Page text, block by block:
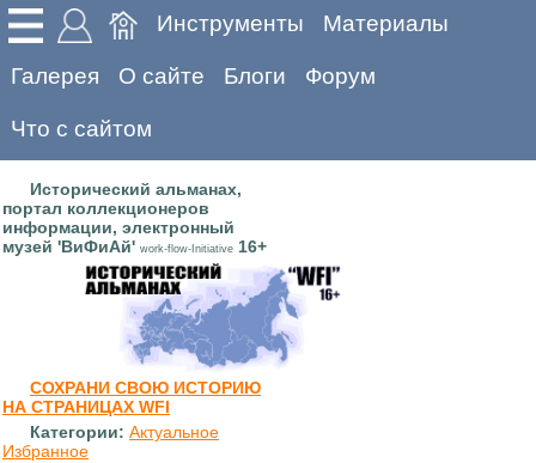
Инструменты Материалы
Галерея О сайте Блоги Форум
Что с сайтом
Исторический альманах,
портал коллекционеров
информации, электронный
музей 'ВиФиАй' work-flow-Initiative 16+
СОХРАНИ СВОЮ ИСТОРИЮ
НА СТРАНИЦАХ WFI
Категории: Актуальное
Избранное